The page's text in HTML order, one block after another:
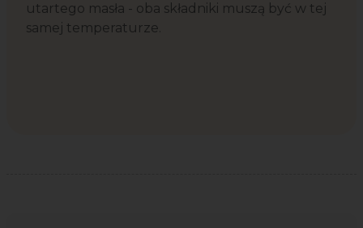
utartego masła - oba składniki muszą być w tej
samej temperaturze.